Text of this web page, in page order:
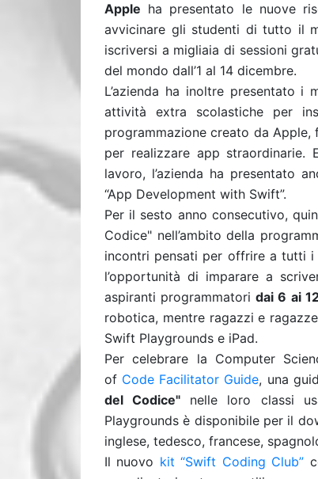
Apple ha presentato le nuove
avvicinare gli studenti di tutto il
iscriversi a migliaia di sessioni
del mondo dall’1 al 14 dicembre.
L’azienda ha inoltre presentato i
attività extra scolastiche per
programmazione creato da
per realizzare app
lavoro, l’azienda ha presentato
“App Development with Swift”.
Per il sesto anno consecutivo,
Codice" nell’ambito della
incontri pensati per offrire a tutti i
l’opportunità di imparare a
aspiranti programmatoridai 6 ai
robotica, mentre ragazzi e
Swift Playgrounds e iPad.
Per celebrare la Computer
of Code Facilitator Guide, una
del Codice" nelle loro classi
Playgrounds è disponibile per il
inglese, tedesco, francese,
Il nuovo kit “Swift Coding Club”